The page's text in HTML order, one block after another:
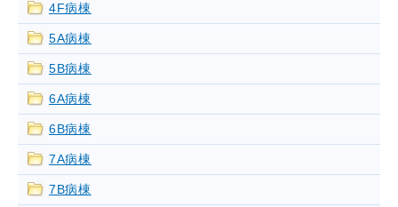
4F病棟
5A病棟
5B病棟
6A病棟
6B病棟
7A病棟
7B病棟